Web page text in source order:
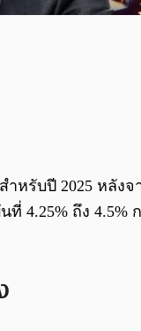
หรับปี 2025 หลั
4.25% ถึง